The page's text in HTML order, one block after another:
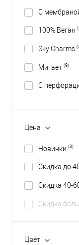
С
100% Веган
Sky Charms
Мигает (9)
С
Цена
Новинки (3)
Скидка до
Скидка 40-
Скидка
Цвет